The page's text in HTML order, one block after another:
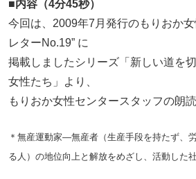
■内容（4分45秒）
今回は、2009年7月発行のもりおか
レターNo.19” に
掲載しましたシリーズ「新しい道を
女性たち」より、
もりおか女性センタースタッフの朗
＊無産運動家―無産者（生産手段を持たず、
る人）の地位向上と解放をめざし、活動した